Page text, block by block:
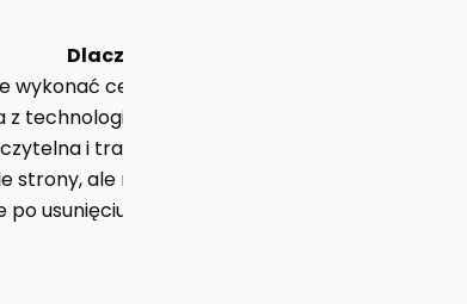
Dlaczego pilne?
wykonać celu strony.
z technologii wspomagających nie wie, co
i traci konwersję.
strony, ale nie zawsze blokuje zadanie.
usunięciu blokad.